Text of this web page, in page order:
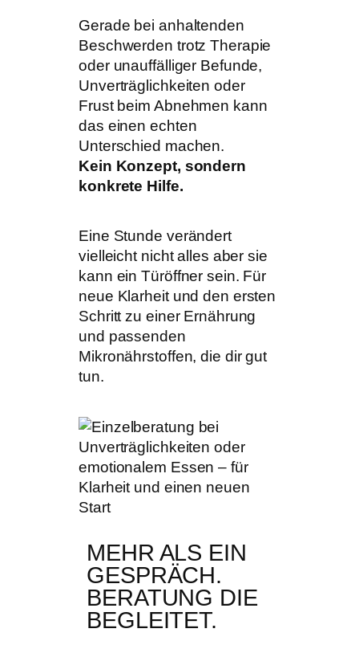
Gerade bei anhaltenden
Beschwerden trotz Therapie
oder unauffälliger Befunde,
Unverträglichkeiten oder
Frust beim Abnehmen kann
das einen echten
Unterschied machen.
Kein Konzept, sondern
konkrete Hilfe.
Eine Stunde verändert
vielleicht nicht alles aber sie
kann ein Türöffner sein. Für
neue Klarheit und den ersten
Schritt zu einer Ernährung
und passenden
Mikronährstoffen, die dir gut
tun.
MEHR ALS EIN
GESPRÄCH.
BERATUNG DIE
BEGLEITET.